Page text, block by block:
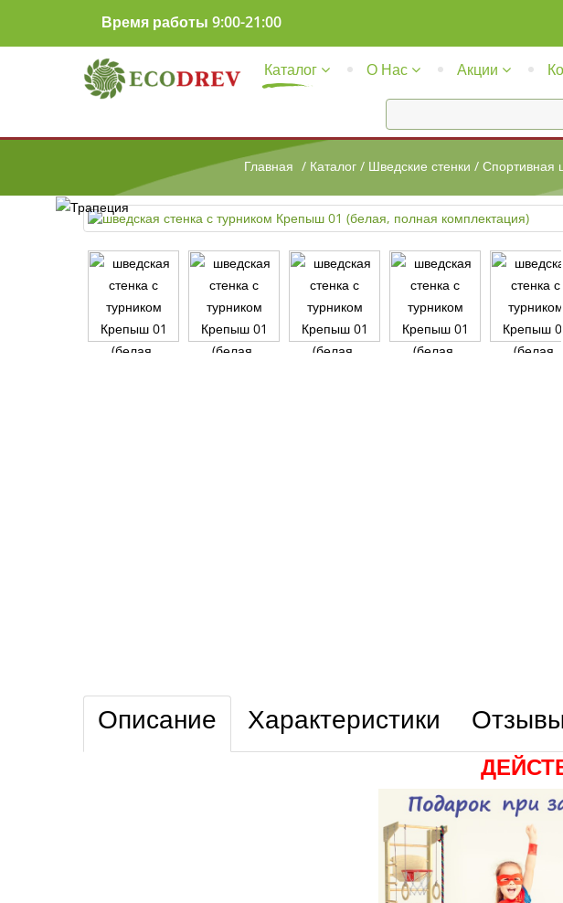
Время работы 9:00-21:00
Каталог О Нас Акции
Главная / Каталог/ Шведские стенки / Спортивная
Описание Характеристики